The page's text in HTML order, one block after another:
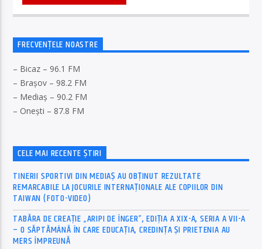
FRECVENȚELE NOASTRE
– Bicaz – 96.1 FM
– Brașov – 98.2 FM
– Mediaș – 90.2 FM
– Onești – 87.8 FM
CELE MAI RECENTE ȘTIRI
TINERII SPORTIVI DIN MEDIAȘ AU OBȚINUT REZULTATE
REMARCABILE LA JOCURILE INTERNAȚIONALE ALE COPIILOR DIN
TAIWAN (FOTO-VIDEO)
TABĂRA DE CREAȚIE „ARIPI DE ÎNGER”, EDIȚIA A XIX-A, SERIA A VII-A
– O SĂPTĂMÂNĂ ÎN CARE EDUCAȚIA, CREDINȚA ȘI PRIETENIA AU
MERS ÎMPREUNĂ